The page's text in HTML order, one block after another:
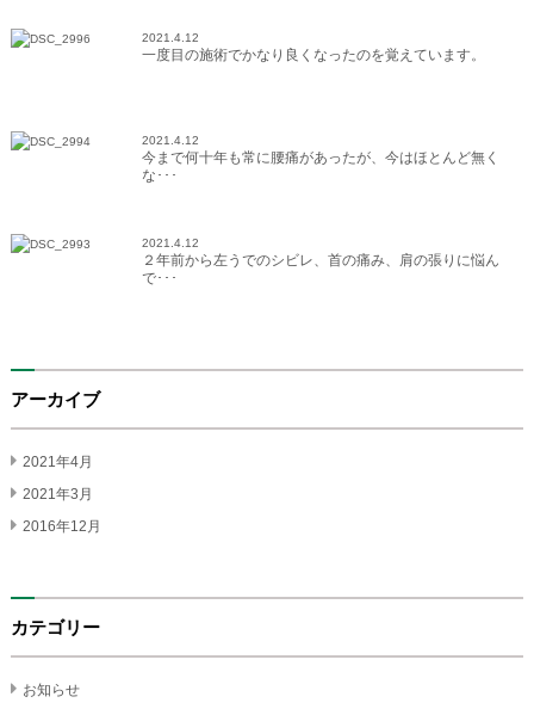
2021.4.12
一度目の施術でかなり良くなったのを覚えています。
2021.4.12
今まで何十年も常に腰痛があったが、今はほとんど無く
な･･･
2021.4.12
２年前から左うでのシビレ、首の痛み、肩の張りに悩ん
で･･･
アーカイブ
2021年4月
2021年3月
2016年12月
カテゴリー
お知らせ